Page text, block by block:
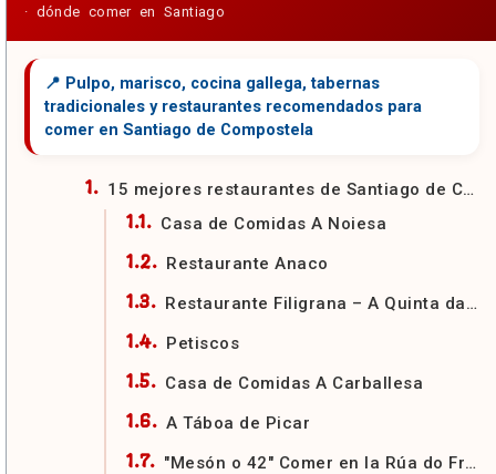
15 mejores restaurantes de Santiago de Compostela
Casa de Comidas A Noiesa
Restaurante Anaco
Restaurante Filigrana – A Quinta da Auga
Petiscos
Casa de Comidas A Carballesa
A Táboa de Picar
"Mesón o 42" Comer en la Rúa do Franco